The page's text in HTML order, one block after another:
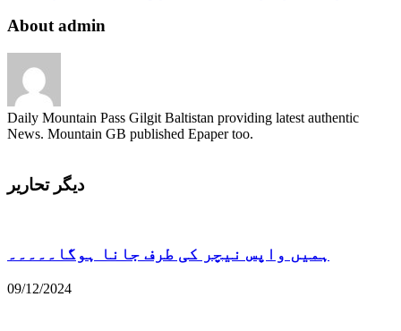
About admin
Daily Mountain Pass Gilgit Baltistan providing latest authentic
News. Mountain GB published Epaper too.
دیگر تحاریر
ہمیں واپس نیچر کی طرف جانا ہوگا۔۔۔۔۔
09/12/2024